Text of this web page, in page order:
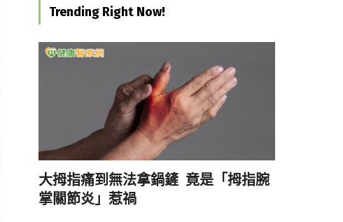
Trending Right Now!
大拇指痛到無法拿鍋鏟 竟是「拇指腕
掌關節炎」惹禍